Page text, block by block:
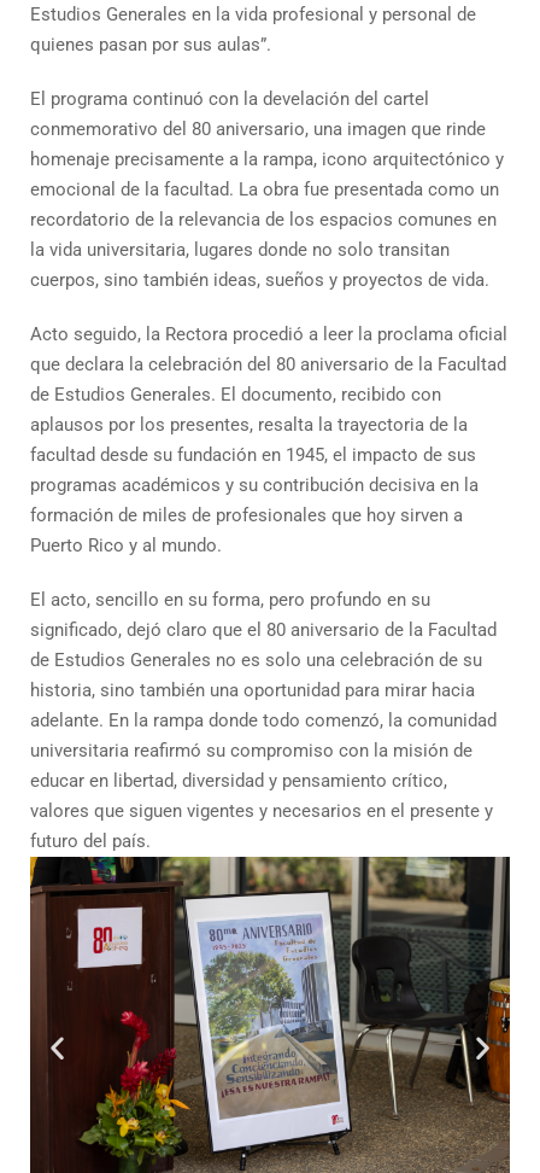
Estudios Generales en la vida profesional y personal de
quienes pasan por sus aulas”.
El programa continuó con la develación del cartel
conmemorativo del 80 aniversario, una imagen que rinde
homenaje precisamente a la rampa, icono arquitectónico y
emocional de la facultad. La obra fue presentada como un
recordatorio de la relevancia de los espacios comunes en
la vida universitaria, lugares donde no solo transitan
cuerpos, sino también ideas, sueños y proyectos de vida.
Acto seguido, la Rectora procedió a leer la proclama oficial
que declara la celebración del 80 aniversario de la Facultad
de Estudios Generales. El documento, recibido con
aplausos por los presentes, resalta la trayectoria de la
facultad desde su fundación en 1945, el impacto de sus
programas académicos y su contribución decisiva en la
formación de miles de profesionales que hoy sirven a
Puerto Rico y al mundo.
El acto, sencillo en su forma, pero profundo en su
significado, dejó claro que el 80 aniversario de la Facultad
de Estudios Generales no es solo una celebración de su
historia, sino también una oportunidad para mirar hacia
adelante. En la rampa donde todo comenzó, la comunidad
universitaria reafirmó su compromiso con la misión de
educar en libertad, diversidad y pensamiento crítico,
valores que siguen vigentes y necesarios en el presente y
futuro del país.